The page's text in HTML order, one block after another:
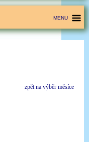
MENU
zpět na výběr měsíce